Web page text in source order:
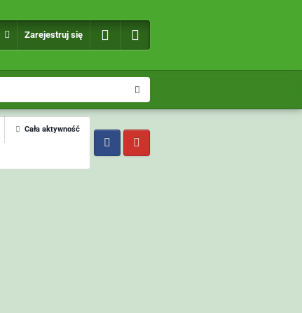
Zarejestruj się
Cała aktywność